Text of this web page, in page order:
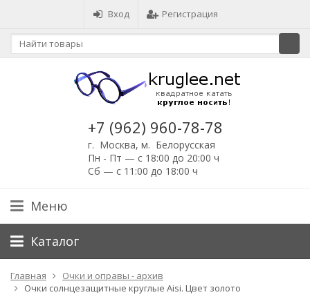
Вход Регистрация
+7 (962) 960-78-78
г. Москва, м. Белорусская
Пн - Пт — с 18:00 до 20:00 ч
Сб — с 11:00 до 18:00 ч
Меню
Каталог
Главная
Очки и оправы - архив
Очки солнцезащитные круглые Aisi. Цвет золото